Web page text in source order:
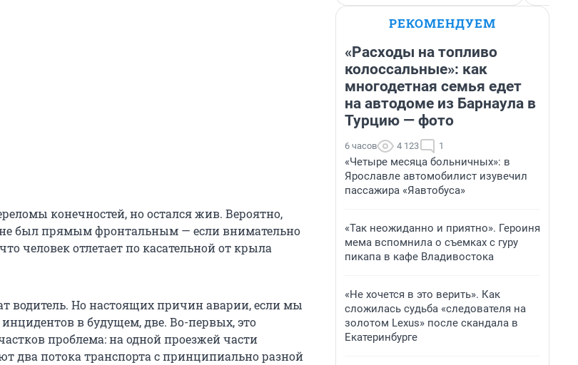
конечностей, но остался жив. Вероятно,
не был прямым фронтальным — если внимательно
человек отлетает по касательной от крыла
водитель. Но настоящих причин аварии, если мы
в будущем, две. Во-первых, это
проблема: на одной проезжей части
два потока транспорта с принципиально разной
РЕКОМЕНДУЕМ
«Расходы на топливо
колоссальные»: как
многодетная семья едет
на автодоме из Барнаула в
Турцию — фото
6 часов 4 123 1
«Четыре месяца больничных»: в
Ярославле автомобилист изувечил
пассажира «Яавтобуса»
«Так неожиданно и приятно». Героиня
мема вспомнила о съемках с гуру
пикапа в кафе Владивостока
«Не хочется в это верить». Как
сложилась судьба «следователя на
золотом Lexus» после скандала в
Екатеринбурге